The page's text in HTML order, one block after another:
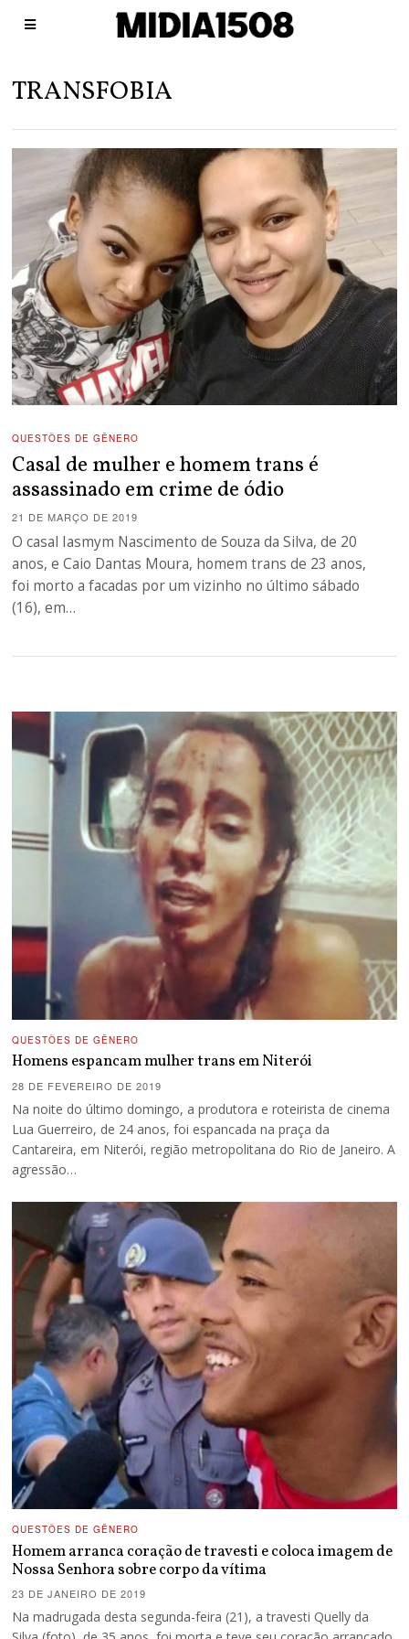
TRANSFOBIA
QUESTÕES DE GÊNERO
Casal de mulher e homem trans é
assassinado em crime de ódio
21 DE MARÇO DE 2019
O casal Iasmym Nascimento de Souza da Silva, de 20
anos, e Caio Dantas Moura, homem trans de 23 anos,
foi morto a facadas por um vizinho no último sábado
(16), em…
QUESTÕES DE GÊNERO
Homens espancam mulher trans em Niterói
28 DE FEVEREIRO DE 2019
Na noite do último domingo, a produtora e roteirista de cinema
Lua Guerreiro, de 24 anos, foi espancada na praça da
Cantareira, em Niterói, região metropolitana do Rio de Janeiro. A
agressão…
QUESTÕES DE GÊNERO
Homem arranca coração de travesti e coloca imagem de
Nossa Senhora sobre corpo da vítima
23 DE JANEIRO DE 2019
Na madrugada desta segunda-feira (21), a travesti Quelly da